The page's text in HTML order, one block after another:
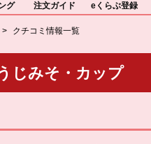
グ 注文ガイド eくらぶ登録
> クチコミ情報一覧
じみそ・カップ